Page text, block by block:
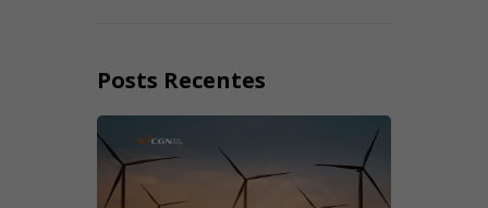
Posts Recentes